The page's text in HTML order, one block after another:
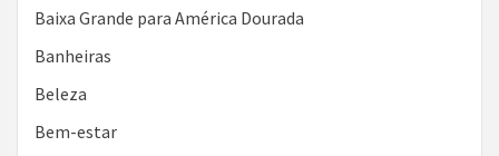
Baixa Grande para América Dourada
Banheiras
Beleza
Bem-estar